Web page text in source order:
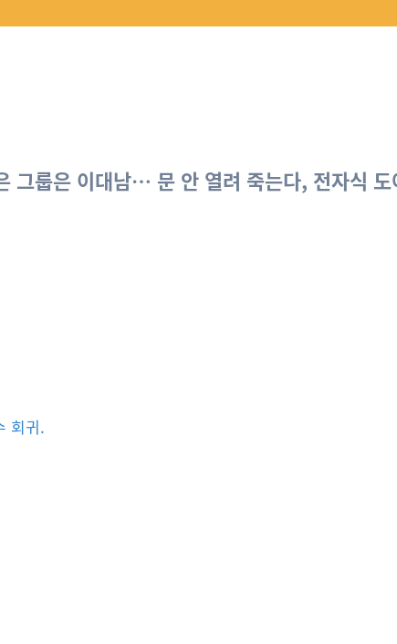
그룹은 이대남… 문 안 열려 죽는다, 전자식 도
회귀.